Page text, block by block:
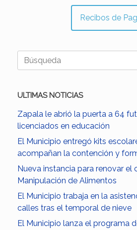
Recibos de
Buscar:
ULTIMAS NOTICIAS
Zapala le abrió la puerta a 64
licenciados en educación
El Municipio entregó kits
acompañan la contención y
Nueva instancia para renovar el
Manipulación de Alimentos
El Municipio trabaja en la
calles tras el temporal de nieve
El Municipio lanza el programa